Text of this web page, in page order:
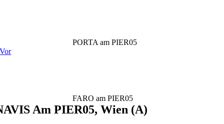
PORTA am PIER05
Vor
FARO am PIER05
Am PIER05, Wien (A)